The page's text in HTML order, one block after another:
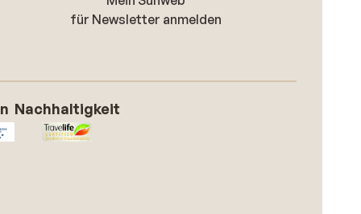
für Newsletter anmelden
Nachhaltigkeit